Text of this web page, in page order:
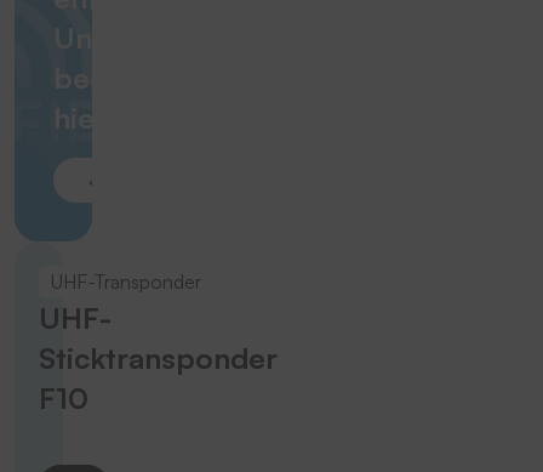
Unterschied
beginnt
hier.
Jetzt eintauchen
UHF-Transponder
UHF-
Sticktransponder
F10